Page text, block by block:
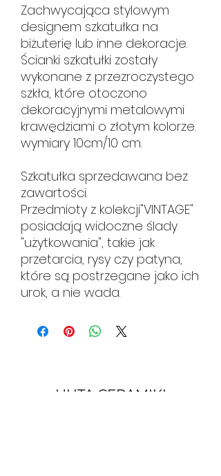
Zachwycająca stylowym
designem szkatułka na
biżuterię lub inne dekoracje.
Ścianki szkatułki zostały
wykonane z przezroczystego
szkła, które otoczono
dekoracyjnymi metalowymi
krawędziami o złotym kolorze.
wymiary 10cm/10 cm.
Szkatułka sprzedawana bez
zawartości.
Przedmioty z kolekcji"VINTAGE"
posiadają widoczne ślady
"użytkowania", takie jak
przetarcia, rysy czy patyna,
które są postrzegane jako ich
urok, a nie wada.
HUTA CERAMIKI